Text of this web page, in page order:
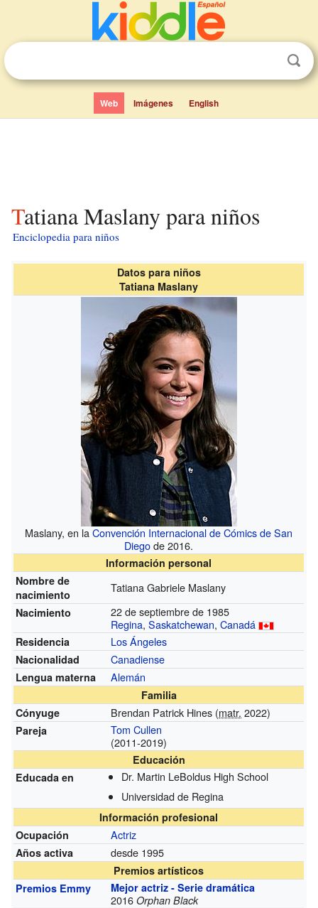
Web Imágenes English
Tatiana Maslany para niños
Enciclopedia para niños
Datos para niños
Tatiana Maslany
Maslany, en laConvención Internacional de Cómics de San
Diegode 2016.
Información personal
Nombre de
nacimiento
Tatiana Gabriele Maslany
Nacimiento
22 de septiembre de 1985
Regina,Saskatchewan,Canadá
Residencia Los Ángeles
Nacionalidad Canadiense
Lengua materna Alemán
Familia
Cónyuge
Brendan Patrick Hines (matr. 2022)
Pareja
Tom Cullen
(2011-2019)
Educación
Educada en
Dr. Martin LeBoldus High School
Universidad de Regina
Información profesional
Ocupación
Actriz
Años activa desde 1995
Premios artísticos
Premios Emmy
Mejor actriz - Serie dramática
2016Orphan Black